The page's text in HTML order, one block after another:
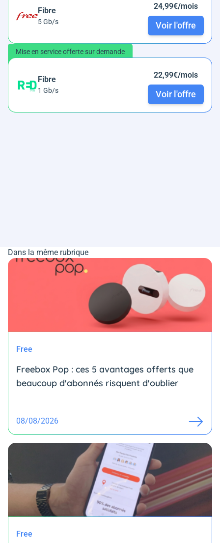
Fibre
5 Gb/s
24,99€/mois
Voir l'offre
Mise en service offerte sur demande
Fibre
1 Gb/s
22,99€/mois
Voir l'offre
Dans la même rubrique
Free
Freebox Pop : ces 5 avantages offerts que
beaucoup d'abonnés risquent d'oublier
08/08/2026
Free